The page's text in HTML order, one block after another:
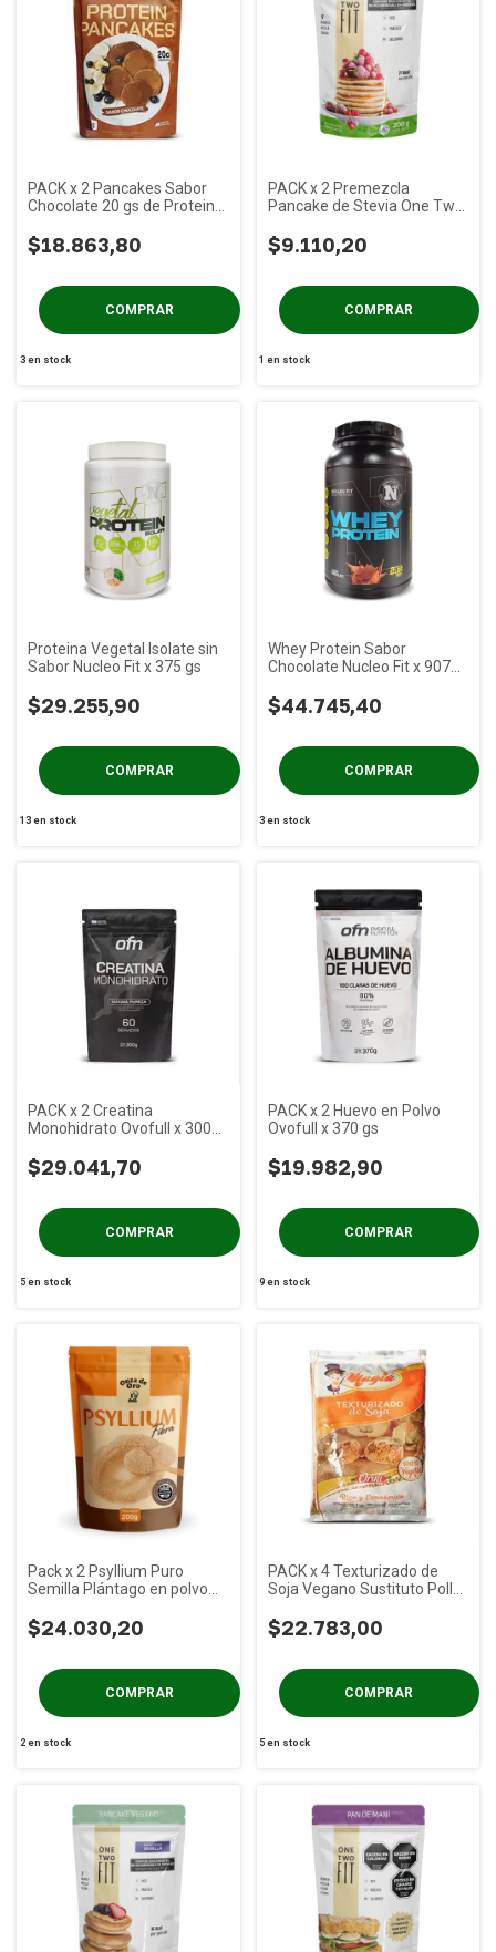
PACK x 2 Pancakes Sabor
Chocolate 20 gs de Proteina
$18.863,80
3en stock
PACK x 2 Premezcla
Pancake de Stevia One Two
$9.110,20
1 en stock
Proteina Vegetal Isolate sin
Sabor Nucleo Fit x 375 gs
$29.255,90
13en stock
Whey Protein Sabor
Chocolate Nucleo Fit x 907
$44.745,40
3 en stock
PACK x 2 Creatina
Monohidrato Ovofull x 300
$29.041,70
5en stock
PACK x 2 Huevo en Polvo
Ovofull x 370 gs
$19.982,90
9 en stock
Pack x 2 Psyllium Puro
Semilla Plántago en polvo
$24.030,20
2en stock
PACK x 4 Texturizado de
Soja Vegano Sustituto Pollo
$22.783,00
5 en stock